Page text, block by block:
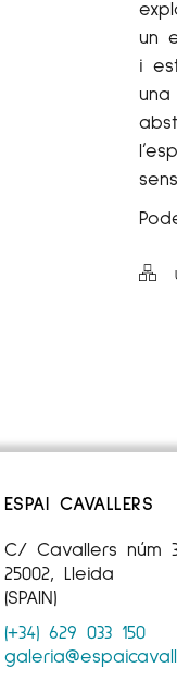
un
i
ESPAI CAVALLERS
C/ Cavallers núm
25002, Lleida
(SPAIN)
(+34) 629 033 150